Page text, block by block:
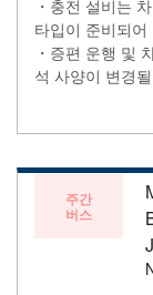
・충전 설비는
타입이 준비되어
・증편 운행 및
석 사양이 변경
주간
버스